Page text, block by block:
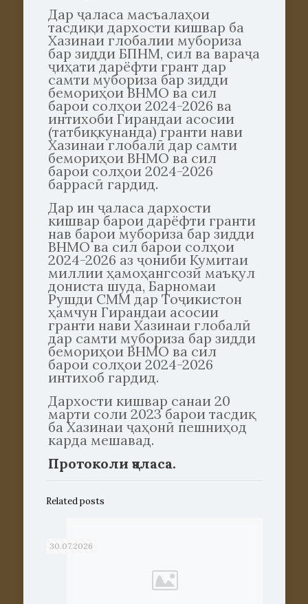
Дар ҷаласа масъалаҳои
тасдиқи дархости кишвар ба
Хазинаи глобалии мубориза
бар зидди БПНМ, сил ва вараҷа
ҷиҳати дарёфти грант дар
самти мубориза бар зидди
бемориҳои ВНМО ва сил
барои солҳои 2024-2026 ва
интихоби Гирандаи асосии
(татбиқкунанда) гранти нави
Хазинаи глобалӣ дар самти
бемориҳои ВНМО ва сил
барои солҳои 2024-2026
баррасӣ гардид.
Дар ин ҷаласа дархости
кишвар барои дарёфти гранти
нав барои мубориза бар зидди
ВНМО ва сил барои солҳои
2024-2026 аз ҷониби Кумитаи
миллии ҳамоҳангсозӣ маъқул
дониста шуда, Барномаи
Рушди СММ дар Тоҷикистон
ҳамчун Гирандаи асосии
гранти нави Хазинаи глобалӣ
дар самти мубориза бар зидди
бемориҳои ВНМО ва сил
барои солҳои 2024-2026
интихоб гардид.
Дархости кишвар санаи 20
марти соли 2023 барои тасдиқ
ба Хазинаи ҷаҳонӣ пешниҳод
карда мешавад.
Протоколи ҷаласа.
Related posts
30.07.2026